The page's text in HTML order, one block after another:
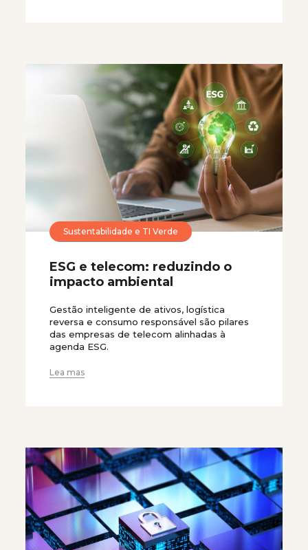
Sustentabilidade e TI Verde
ESG e telecom: reduzindo o
impacto ambiental
Gestão inteligente de ativos, logística
reversa e consumo responsável são pilares
das empresas de telecom alinhadas à
agenda ESG.
Lea mas